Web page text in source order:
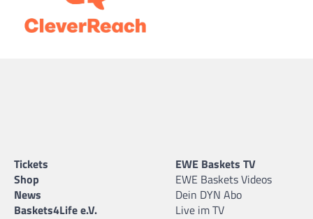
Tickets
Shop
News
Baskets4Life e.V.
EWE Baskets TV
EWE Baskets Videos
Dein DYN Abo
Live im TV